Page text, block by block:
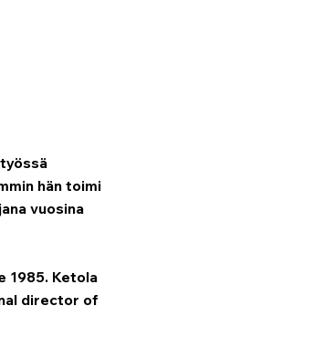
hän toimi
vuosina
1985. Ketola
director of